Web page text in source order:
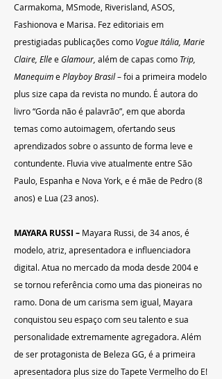
Carmakoma, MSmode, Riverisland, ASOS,
Fashionova e Marisa. Fez editoriais em
prestigiadas publicações como Vogue Itália, Marie
Claire, Elle e Glamour, além de capas como Trip,
Manequim e Playboy Brasil – foi a primeira modelo
plus size capa da revista no mundo. É autora do
livro “Gorda não é palavrão”, em que aborda
temas como autoimagem, ofertando seus
aprendizados sobre o assunto de forma leve e
contundente. Fluvia vive atualmente entre São
Paulo, Espanha e Nova York, e é mãe de Pedro (8
anos) e Lua (23 anos).
MAYARA RUSSI – Mayara Russi, de 34 anos, é
modelo, atriz, apresentadora e influenciadora
digital. Atua no mercado da moda desde 2004 e
se tornou referência como uma das pioneiras no
ramo. Dona de um carisma sem igual, Mayara
conquistou seu espaço com seu talento e sua
personalidade extremamente agregadora. Além
de ser protagonista de Beleza GG, é a primeira
apresentadora plus size do Tapete Vermelho do E!